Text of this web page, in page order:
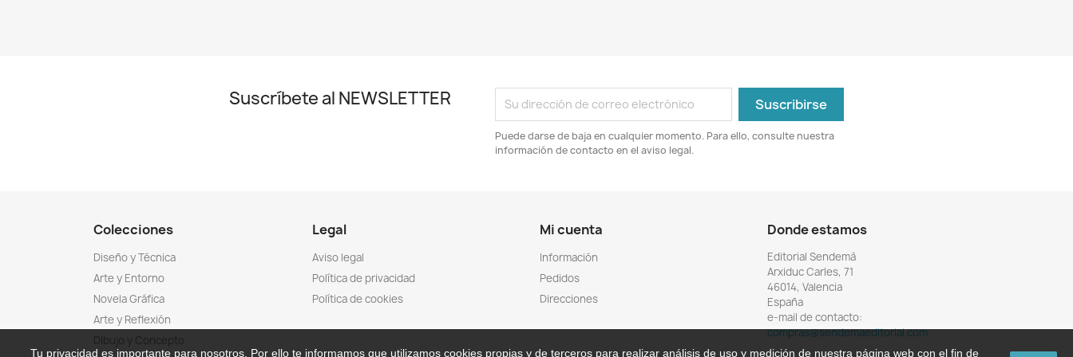
Suscríbete al NEWSLETTER
Puede darse de baja en cualquier momento. Para ello, consulte nuestra
información de contacto en el aviso legal.
Colecciones
Diseño y Técnica
Arte y Entorno
Novela Gráfica
Arte y Reflexión
Dibujo y Concepto
Legal
Aviso legal
Política de privacidad
Política de cookies
Mi cuenta
Información
Pedidos
Direcciones
Donde estamos
Editorial Sendemà
Arxiduc Carles, 71
46014, Valencia
España
e-mail de contacto:
compras@sendemaeditorial.com
Tu privacidad es importante para nosotros. Por ello te informamos que utilizamos cookies propias y de terceros para realizar análisis de uso y medición de nuestra página web con el fin de